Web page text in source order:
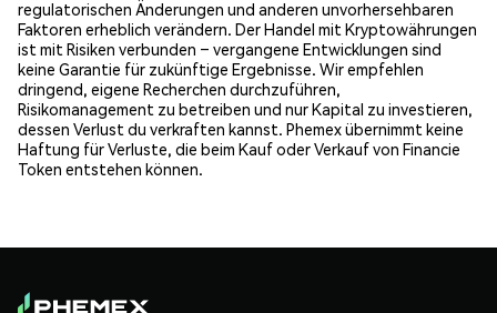
regulatorischen Änderungen und anderen unvorhersehbaren
Faktoren erheblich verändern. Der Handel mit Kryptowährungen
ist mit Risiken verbunden – vergangene Entwicklungen sind
keine Garantie für zukünftige Ergebnisse. Wir empfehlen
dringend, eigene Recherchen durchzuführen,
Risikomanagement zu betreiben und nur Kapital zu investieren,
dessen Verlust du verkraften kannst. Phemex übernimmt keine
Haftung für Verluste, die beim Kauf oder Verkauf von Financie
Token entstehen können.